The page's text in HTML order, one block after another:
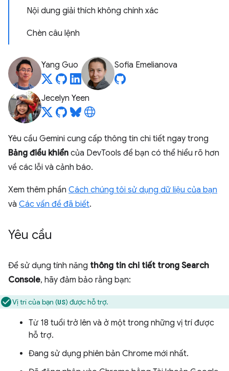
Nội dung giải thích không chính xác
Chèn câu lệnh
Yang Guo Sofia Emelianova
Jecelyn Yeen
Yêu cầu Gemini cung cấp thông tin chi tiết ngay trong
Bảng điều khiển của DevTools để bạn có thể hiểu rõ hơn
về các lỗi và cảnh báo.
Xem thêm phần Cách chúng tôi sử dụng dữ liệu của bạn
và Các vấn đề đã biết.
Yêu cầu
Để sử dụng tính năng thông tin chi tiết trong Search
Console, hãy đảm bảo rằng bạn:
Vị trí của bạn (US) được hỗ trợ.
Từ 18 tuổi trở lên và ở một trong những vị trí được
hỗ trợ.
Đang sử dụng phiên bản Chrome mới nhất.